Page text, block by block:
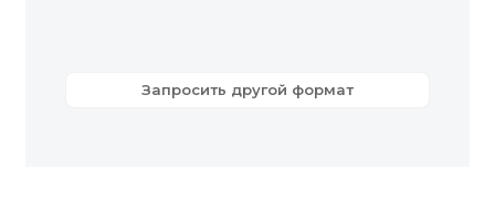
Запросить другой формат